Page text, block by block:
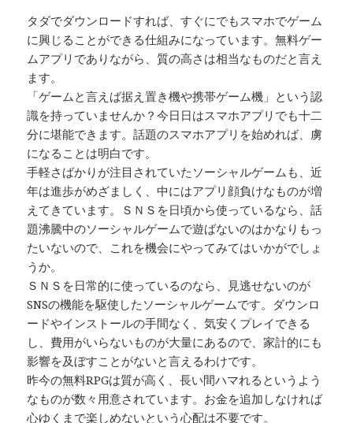
タダでダウンロードすれば、すぐにでもスマホでゲーム
に興じることができる仕組みになっています。無料ゲー
ムアプリでありながら、質の高さは相当なものだと言え
ます。
「ゲームと言えば据え置き機や携帯ゲーム機」という認
識を持っていませんか？今日日はスマホアプリでも十二
分に堪能できます。話題のスマホアプリを始めれば、虜
になることは明白です。
手軽さばかりが注目されていたソーシャルゲームも、近
年は進歩がめざましく、中にはアプリ顔負けなものが増
えてきています。ＳＮＳを日頃から使っているなら、話
題沸騰中のソーシャルゲームで遊ばないのはかなりもっ
たいないので、これを機会にやってみてはいかがでしょ
うか。
ＳＮＳを日常的に使っているのなら、見逃せないのが
SNSの機能を駆使したソーシャルゲームです。ダウンロ
ードやインストールの手間なく、気安くプレイできる
し、費用がいらないものが大量にあるので、家計的にも
影響を及ぼすことがないと言えるわけです。
昨今の無料RPGは質が高く、長い間ハマれるというよう
なものが数々用意されています。お金を追加しなければ
心ゆくまで楽しめないという心配は不要です。